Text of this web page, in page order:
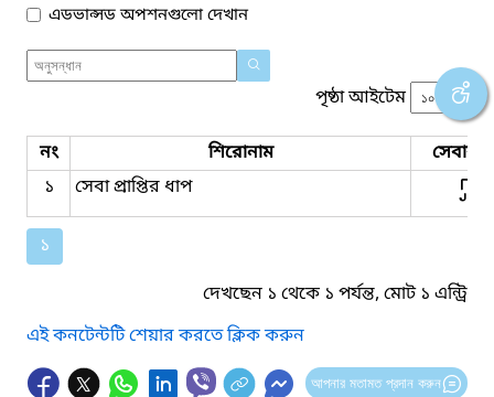
এডভান্সড অপশনগুলো দেখান
পৃষ্ঠা আইটেম
নং শিরোনাম
সেবার
১
সেবা প্রাপ্তির ধাপ
১
দেখছেন ১ থেকে ১ পর্যন্ত, মোট ১ এন্ট্রি
এই কনটেন্টটি শেয়ার করতে ক্লিক করুন
আপনার মতামত প্রদান করুন